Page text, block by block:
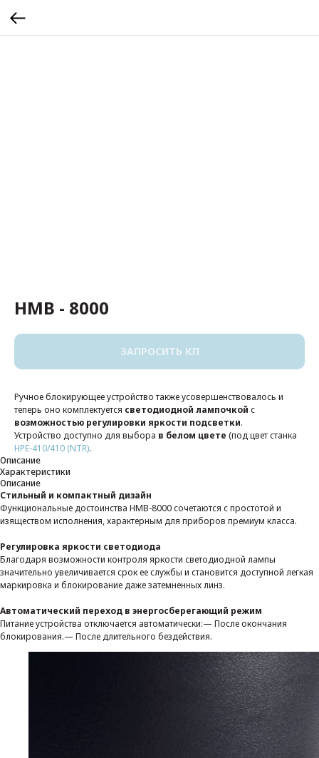
HMB - 8000
ЗАПРОСИТЬ КП
Ручное блокирующее устройство также усовершенствовалось и
теперь оно комплектуется светодиодной лампочкой с
возможностью регулировки яркости подсветки.
Устройство доступно для выбора в белом цвете (под цвет станка
HPE-410/410 (NTR).
Описание
Характеристики
Описание
Стильный и компактный дизайн
Функциональные достоинства HMB-8000 сочетаются с простотой и
изяществом исполнения, характерным для приборов премиум класса.
Регулировка яркости светодиода
Благодаря возможности контроля яркости светодиодной лампы
значительно увеличивается срок ее службы и становится доступной легкая
маркировка и блокирование даже затемненных линз.
Автоматический переход в энергосберегающий режим
Питание устройства отключается автоматически:— После окончания
блокирования.— После длительного бездействия.